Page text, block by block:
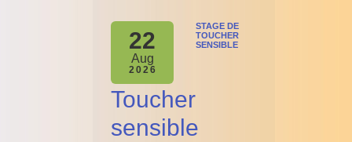
22
Aug
2026
STAGE DE
TOUCHER
SENSIBLE
Toucher
sensible